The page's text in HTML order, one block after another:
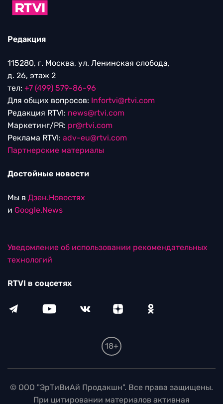
Редакция
115280, г. Москва, ул. Ленинская слобода,
д. 26, этаж 2
тел: +7 (499) 579-86-96
Для общих вопросов: Infortvi@rtvi.com
Редакция RTVI: news@rtvi.com
Маркетинг/PR: pr@rtvi.com
Реклама RTVI: adv-eu@rtvi.com
Партнерские материалы
Достойные новости
Мы в Дзен.Новостях
и Google.News
Уведомление об использовании рекомендательных
технологий
RTVI в соцсетях
18+
© ООО "ЭрТиВиАй Продакшн". Все права защищены.
При цитировании материалов активная